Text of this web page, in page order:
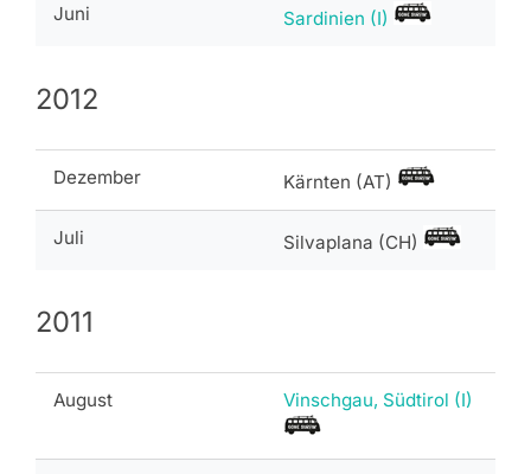
Juni Sardinien (I)
2012
Dezember Kärnten (AT)
Juli Silvaplana (CH)
2011
August Vinschgau, Südtirol (I)